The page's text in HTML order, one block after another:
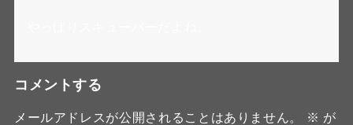
コメントする
メールアドレスが公開されることはありません。 ※ が